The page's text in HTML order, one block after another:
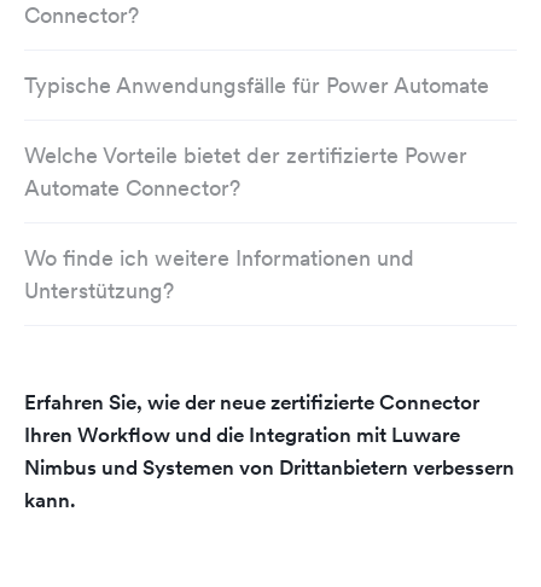
Connector?
Typische Anwendungsfälle für Power Automate
Welche Vorteile bietet der zertifizierte Power
Automate Connector?
Wo finde ich weitere Informationen und
Unterstützung?
Erfahren Sie, wie der neue zertifizierte Connector
Ihren Workflow und die Integration mit Luware
Nimbus und Systemen von Drittanbietern verbessern
kann.